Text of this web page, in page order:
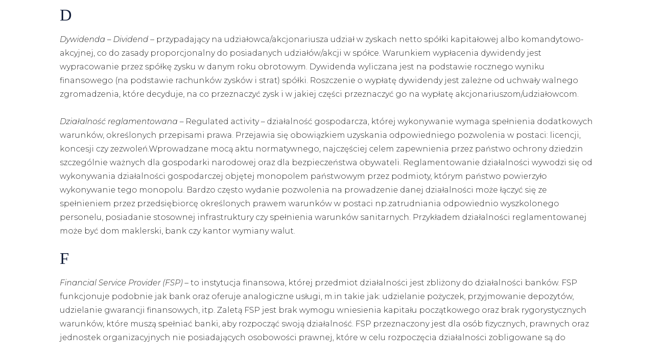
D
Dywidenda – Dividend – przypadający na udziałowca/akcjonariusza udział w zyskach netto spółki kapitałowej albo komandytowo-
akcyjnej, co do zasady proporcjonalny do posiadanych udziałów/akcji w spółce. Warunkiem wypłacenia dywidendy jest
wypracowanie przez spółkę zysku w danym roku obrotowym. Dywidenda wyliczana jest na podstawie rocznego wyniku
finansowego (na podstawie rachunków zysków i strat) spółki. Roszczenie o wypłatę dywidendy jest zależne od uchwały walnego
zgromadzenia, które decyduje, na co przeznaczyć zysk i w jakiej części przeznaczyć go na wypłatę akcjonariuszom/udziałowcom.
Działalność reglamentowana – Regulated activity – działalność gospodarcza, której wykonywanie wymaga spełnienia dodatkowych
warunków, określonych przepisami prawa. Przejawia się obowiązkiem uzyskania odpowiedniego pozwolenia w postaci: licencji,
koncesji czy zezwoleń.Wprowadzane mocą aktu normatywnego, najczęściej celem zapewnienia przez państwo ochrony dziedzin
szczególnie ważnych dla gospodarki narodowej oraz dla bezpieczeństwa obywateli. Reglamentowanie działalności wywodzi się od
wykonywania działalności gospodarczej objętej monopolem państwowym przez podmioty, którym państwo powierzyło
wykonywanie tego monopolu. Bardzo często wydanie pozwolenia na prowadzenie danej działalności może łączyć się ze
spełnieniem przez przedsiębiorcę określonych prawem warunków w postaci np.zatrudniania odpowiednio wyszkolonego
personelu, posiadanie stosownej infrastruktury czy spełnienia warunków sanitarnych. Przykładem działalności reglamentowanej
może być dom maklerski, bank czy kantor wymiany walut.
F
Financial Service Provider (FSP) – to instytucja finansowa, której przedmiot działalności jest zbliżony do działalności banków. FSP
funkcjonuje podobnie jak bank oraz oferuje analogiczne usługi, m.in takie jak: udzielanie pożyczek, przyjmowanie depozytów,
udzielanie gwarancji finansowych, itp. Zaletą FSP jest brak wymogu wniesienia kapitału początkowego oraz brak rygorystycznych
warunków, które muszą spełniać banki, aby rozpocząć swoją działalność. FSP przeznaczony jest dla osób fizycznych, prawnych oraz
jednostek organizacyjnych nie posiadających osobowości prawnej, które w celu rozpoczęcia działalności zobligowane są do